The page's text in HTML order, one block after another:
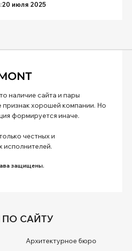
20 июля 2025
наличие сайта и пары
хорошей компании. Но
формируется иначе.
честных и
исполнителей.
защищены.
САЙТУ
Архитектурное бюро